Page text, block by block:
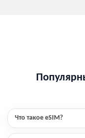
Что такое eSIM?